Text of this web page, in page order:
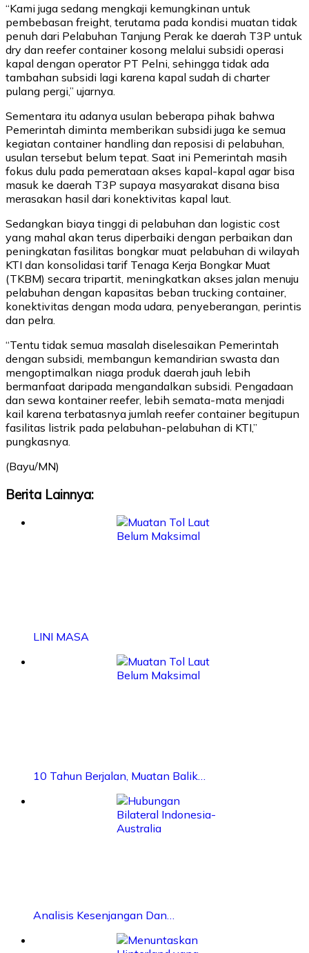
“Kami juga sedang mengkaji kemungkinan untuk
pembebasan freight, terutama pada kondisi muatan tidak
penuh dari Pelabuhan Tanjung Perak ke daerah T3P untuk
dry dan reefer container kosong melalui subsidi operasi
kapal dengan operator PT Pelni, sehingga tidak ada
tambahan subsidi lagi karena kapal sudah di charter
pulang pergi,” ujarnya.
Sementara itu adanya usulan beberapa pihak bahwa
Pemerintah diminta memberikan subsidi juga ke semua
kegiatan container handling dan reposisi di pelabuhan,
usulan tersebut belum tepat. Saat ini Pemerintah masih
fokus dulu pada pemerataan akses kapal-kapal agar bisa
masuk ke daerah T3P supaya masyarakat disana bisa
merasakan hasil dari konektivitas kapal laut.
Sedangkan biaya tinggi di pelabuhan dan logistic cost
yang mahal akan terus diperbaiki dengan perbaikan dan
peningkatan fasilitas bongkar muat pelabuhan di wilayah
KTI dan konsolidasi tarif Tenaga Kerja Bongkar Muat
(TKBM) secara tripartit, meningkatkan akses jalan menuju
pelabuhan dengan kapasitas beban trucking container,
konektivitas dengan moda udara, penyeberangan, perintis
dan pelra.
“Tentu tidak semua masalah diselesaikan Pemerintah
dengan subsidi, membangun kemandirian swasta dan
mengoptimalkan niaga produk daerah jauh lebih
bermanfaat daripada mengandalkan subsidi. Pengadaan
dan sewa kontainer reefer, lebih semata-mata menjadi
kail karena terbatasnya jumlah reefer container begitupun
fasilitas listrik pada pelabuhan-pelabuhan di KTI,”
pungkasnya.
(Bayu/MN)
Berita Lainnya:
LINI MASA
10 Tahun Berjalan, Muatan Balik…
Analisis Kesenjangan Dan…